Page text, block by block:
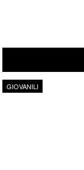
Vai al contenuto
GIOVANILI